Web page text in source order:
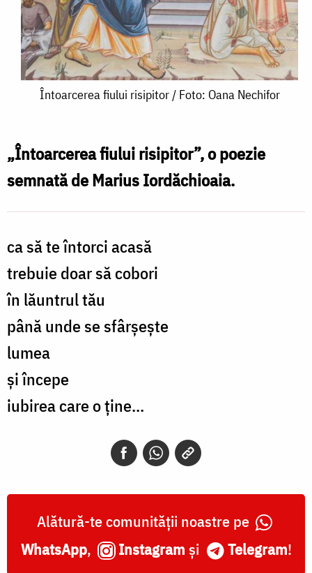
Întoarcerea
risipitor
/
Foto:
Oana
Nechifor
Întoarcerea fiului risipitor / Foto: Oana Nechifor
„Întoarcerea fiului risipitor”, o poezie
semnată de Marius Iordăchioaia.
ca să te întorci acasă
trebuie doar să cobori
în lăuntrul tău
până unde se sfârșește
lumea
și începe
iubirea care o ține...
Alătură-te comunității noastre pe
WhatsApp, Instagram și Telegram!